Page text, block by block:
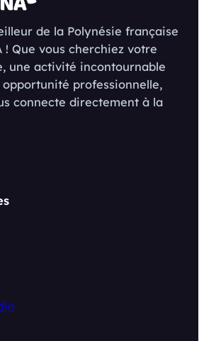
de la Polynésie française
! Que vous cherchiez votre
une activité incontournable
professionnelle,
connecte directement à la